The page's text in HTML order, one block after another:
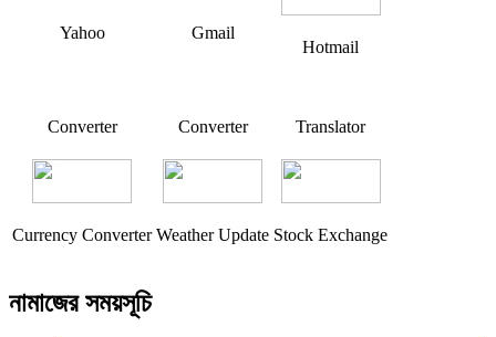
Yahoo Gmail
Hotmail
Converter Converter Translator
Currency Converter Weather Update Stock Exchange
নামাজের সময়সূচি